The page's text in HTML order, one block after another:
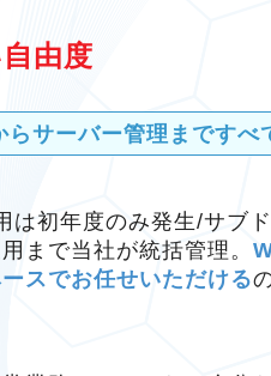
由度
らサーバー管理まですべ
初年度のみ発生/サブ
まで当社が統括管理。
スでお任せいただける